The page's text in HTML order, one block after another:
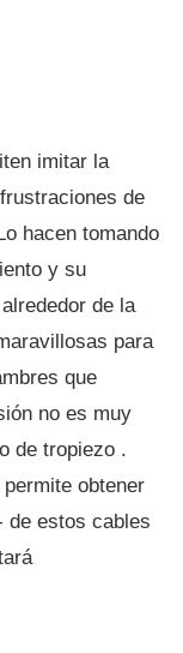
imitar la
de
hacen tomando
y su
de la
para
que
no es muy
de tropiezo .
obtener
de estos cables